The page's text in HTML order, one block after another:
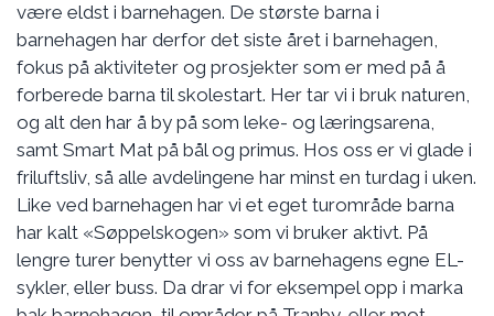
være eldst i barnehagen. De største barna i
barnehagen har derfor det siste året i barnehagen,
fokus på aktiviteter og prosjekter som er med på å
forberede barna til skolestart. Her tar vi i bruk naturen,
og alt den har å by på som leke- og læringsarena,
samt Smart Mat på bål og primus. Hos oss er vi glade i
friluftsliv, så alle avdelingene har minst en turdag i uken.
Like ved barnehagen har vi et eget turområde barna
har kalt «Søppelskogen» som vi bruker aktivt. På
lengre turer benytter vi oss av barnehagens egne EL-
sykler, eller buss. Da drar vi for eksempel opp i marka